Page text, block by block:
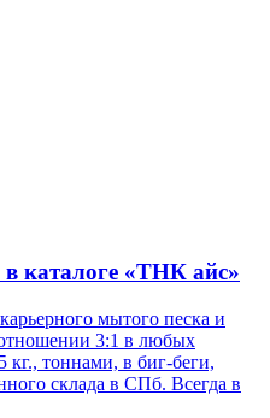
каталоге «ТНК айс»
мытого песка и
3:1 в любых
тоннами, в биг-беги,
склада в СПб. Всегда в